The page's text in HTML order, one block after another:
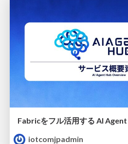
iotcomjpadmin